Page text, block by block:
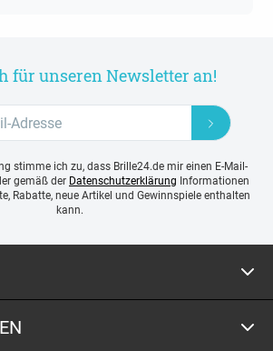
für unseren Newsletter an!
stimme ich zu, dass Brille24.de mir einen E-Mail-
gemäß der Datenschutzerklärung Informationen
Rabatte, neue Artikel und Gewinnspiele enthalten
kann.